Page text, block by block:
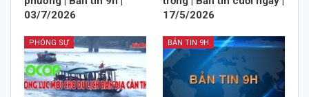
03/7/2026
17/5/2026
PHÓNG SỰ BẢN TIN 9H